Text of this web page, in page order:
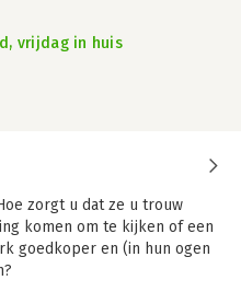
vrijdag in huis
zorgt u dat ze u trouw
komen om te kijken of een
goedkoper en (in hun ogen